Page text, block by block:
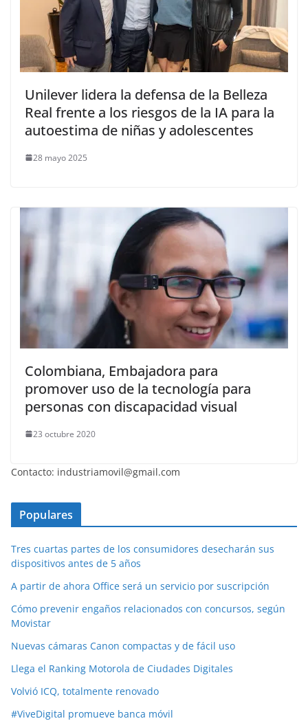
Unilever lidera la defensa de la Belleza
Real frente a los riesgos de la IA para la
autoestima de niñas y adolescentes
28 mayo 2025
Colombiana, Embajadora para
promover uso de la tecnología para
personas con discapacidad visual
23 octubre 2020
Contacto: industriamovil@gmail.com
Populares
Tres cuartas partes de los consumidores desecharán sus
dispositivos antes de 5 años
A partir de ahora Office será un servicio por suscripción
Cómo prevenir engaños relacionados con concursos, según
Movistar
Nuevas cámaras Canon compactas y de fácil uso
Llega el Ranking Motorola de Ciudades Digitales
Volvió ICQ, totalmente renovado
#ViveDigital promueve banca móvil